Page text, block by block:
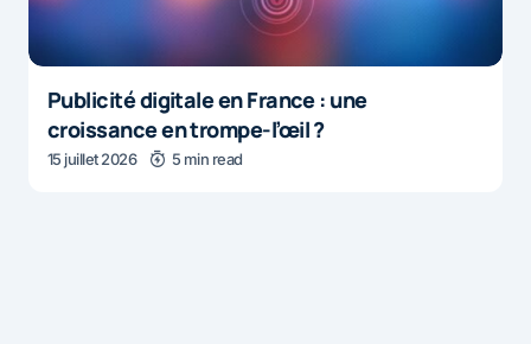
Publicité digitale en France : une
croissance en trompe-l’œil ?
15 juillet 2026 5 min read